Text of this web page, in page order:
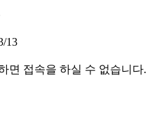
13
면 접속을 하실 수 없습니다.